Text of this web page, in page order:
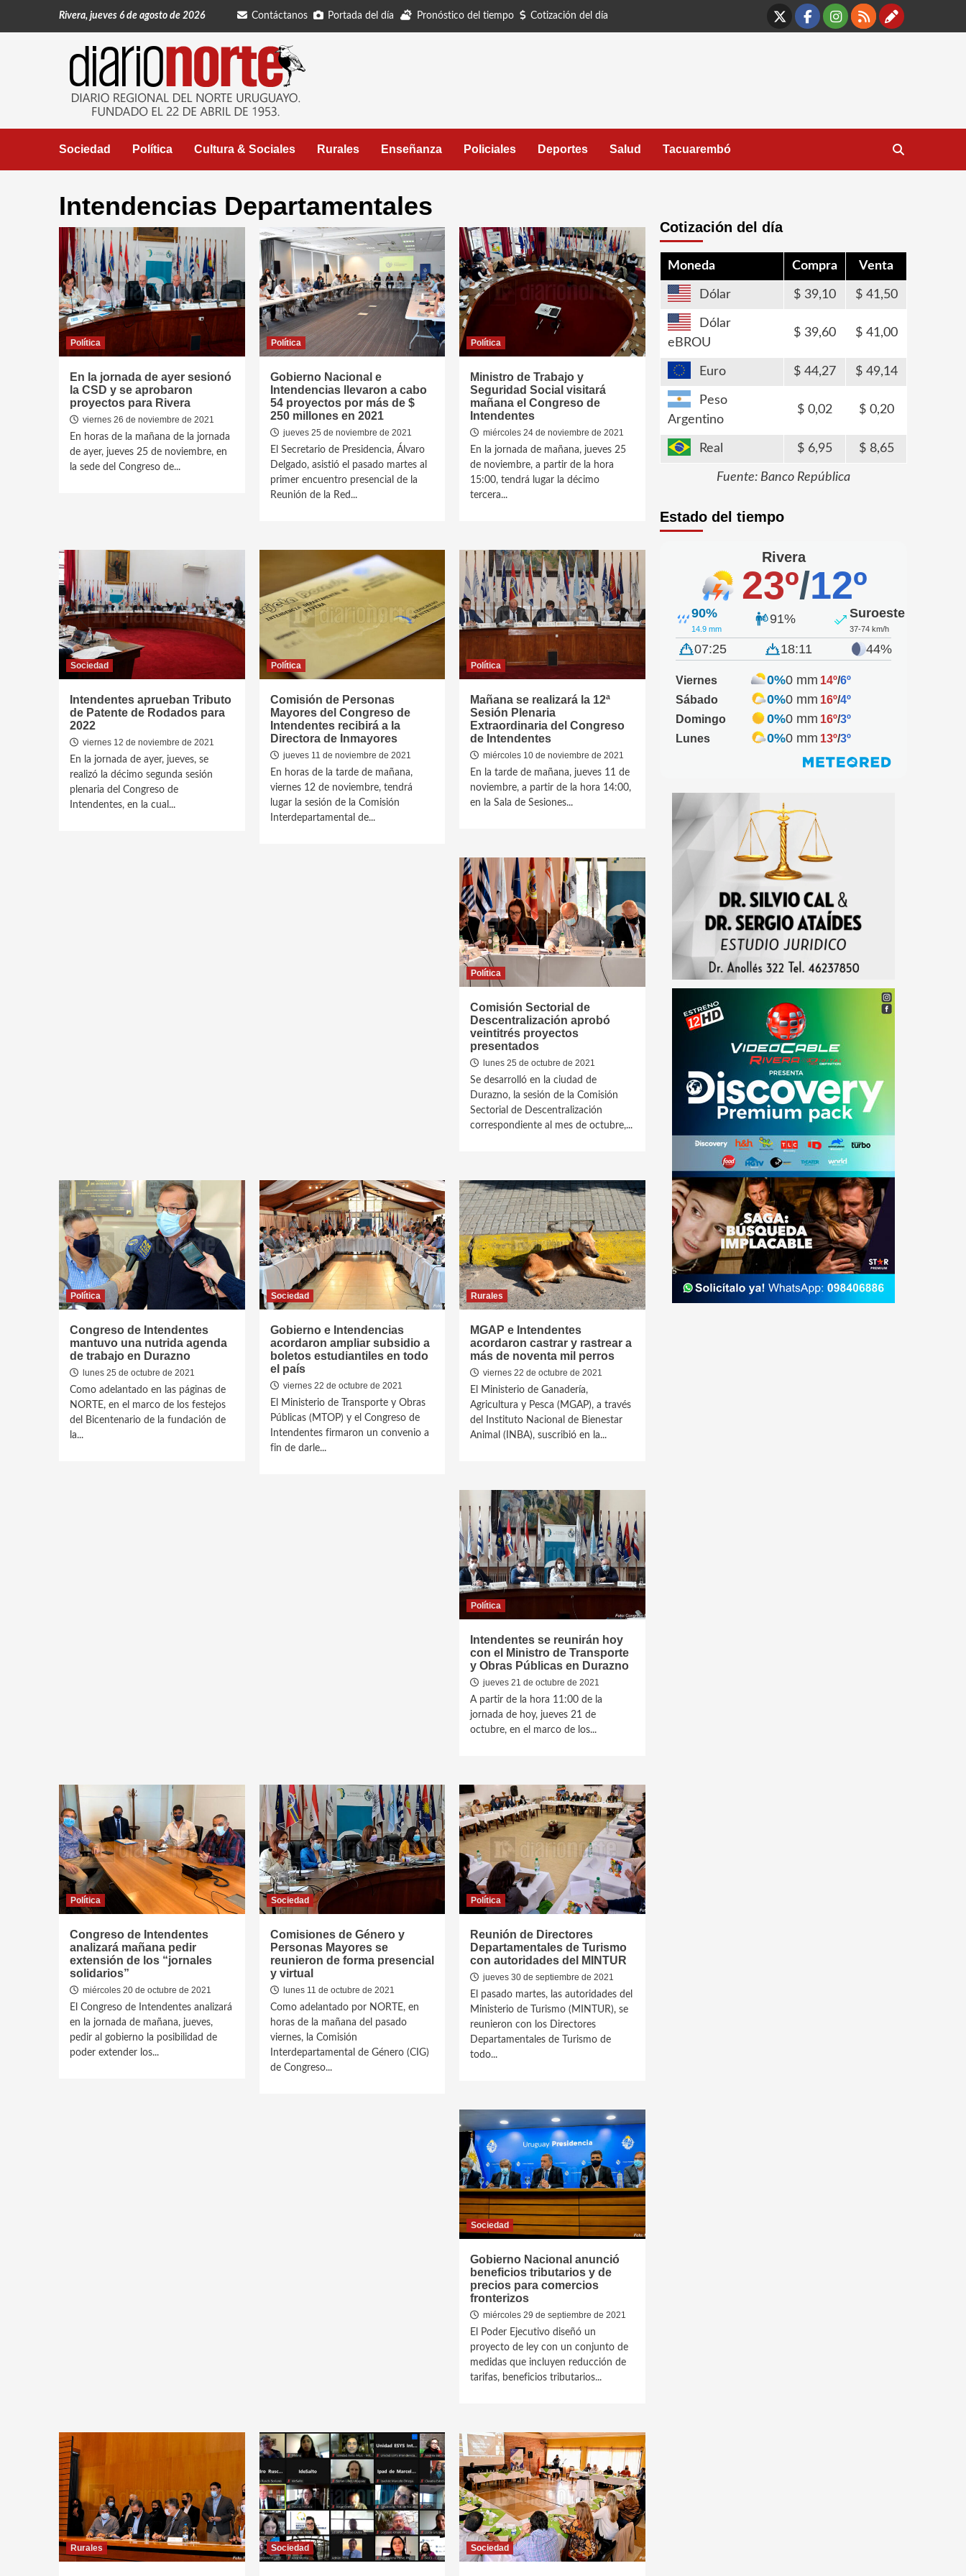
Rivera, jueves 6 de agosto de 2026 Contáctanos Portada del día Pronóstico del tiempo Cotización del día
X Facebook
Instagram
RSS
Sociedad Política Cultura & Sociales Rurales Enseñanza Policiales Deportes Salud Tacuarembó
Intendencias Departamentales
Política
En la jornada de ayer sesionó
la CSD y se aprobaron
proyectos para Rivera
viernes 26 de noviembre de 2021
En horas de la mañana de la jornada
de ayer, jueves 25 de noviembre, en
la sede del Congreso de...
Política
Gobierno Nacional e
Intendencias llevaron a cabo
54 proyectos por más de $
250 millones en 2021
jueves 25 de noviembre de 2021
El Secretario de Presidencia, Álvaro
Delgado, asistió el pasado martes al
primer encuentro presencial de la
Reunión de la Red...
Política
Ministro de Trabajo y
Seguridad Social visitará
mañana el Congreso de
Intendentes
miércoles 24 de noviembre de 2021
En la jornada de mañana, jueves 25
de noviembre, a partir de la hora
15:00, tendrá lugar la décimo
tercera...
Sociedad
Intendentes aprueban Tributo
de Patente de Rodados para
2022
viernes 12 de noviembre de 2021
En la jornada de ayer, jueves, se
realizó la décimo segunda sesión
plenaria del Congreso de
Intendentes, en la cual...
Política
Comisión de Personas
Mayores del Congreso de
Intendentes recibirá a la
Directora de Inmayores
jueves 11 de noviembre de 2021
En horas de la tarde de mañana,
viernes 12 de noviembre, tendrá
lugar la sesión de la Comisión
Interdepartamental de...
Política
Mañana se realizará la 12ª
Sesión Plenaria
Extraordinaria del Congreso
de Intendentes
miércoles 10 de noviembre de 2021
En la tarde de mañana, jueves 11 de
noviembre, a partir de la hora 14:00,
en la Sala de Sesiones...
Política
Comisión Sectorial de
Descentralización aprobó
veintitrés proyectos
presentados
lunes 25 de octubre de 2021
Se desarrolló en la ciudad de
Durazno, la sesión de la Comisión
Sectorial de Descentralización
correspondiente al mes de octubre,...
Política
Congreso de Intendentes
mantuvo una nutrida agenda
de trabajo en Durazno
lunes 25 de octubre de 2021
Como adelantado en las páginas de
NORTE, en el marco de los festejos
del Bicentenario de la fundación de
la...
Sociedad
Gobierno e Intendencias
acordaron ampliar subsidio a
boletos estudiantiles en todo
el país
viernes 22 de octubre de 2021
El Ministerio de Transporte y Obras
Públicas (MTOP) y el Congreso de
Intendentes firmaron un convenio a
fin de darle...
Rurales
MGAP e Intendentes
acordaron castrar y rastrear a
más de noventa mil perros
viernes 22 de octubre de 2021
El Ministerio de Ganadería,
Agricultura y Pesca (MGAP), a través
del Instituto Nacional de Bienestar
Animal (INBA), suscribió en la...
Política
Intendentes se reunirán hoy
con el Ministro de Transporte
y Obras Públicas en Durazno
jueves 21 de octubre de 2021
A partir de la hora 11:00 de la
jornada de hoy, jueves 21 de
octubre, en el marco de los...
Política
Congreso de Intendentes
analizará mañana pedir
extensión de los “jornales
solidarios”
miércoles 20 de octubre de 2021
El Congreso de Intendentes analizará
en la jornada de mañana, jueves,
pedir al gobierno la posibilidad de
poder extender los...
Sociedad
Comisiones de Género y
Personas Mayores se
reunieron de forma presencial
y virtual
lunes 11 de octubre de 2021
Como adelantado por NORTE, en
horas de la mañana del pasado
viernes, la Comisión
Interdepartamental de Género (CIG)
de Congreso...
Política
Reunión de Directores
Departamentales de Turismo
con autoridades del MINTUR
jueves 30 de septiembre de 2021
El pasado martes, las autoridades del
Ministerio de Turismo (MINTUR), se
reunieron con los Directores
Departamentales de Turismo de
todo...
Sociedad
Gobierno Nacional anunció
beneficios tributarios y de
precios para comercios
fronterizos
miércoles 29 de septiembre de 2021
El Poder Ejecutivo diseñó un
proyecto de ley con un conjunto de
medidas que incluyen reducción de
tarifas, beneficios tributarios...
Rurales Sociedad Sociedad
Cotización del día
Moneda Compra Venta
Dólar 39,10 41,50
Dólar
eBROU
39,60 41,00
Euro 44,27 49,14
Peso
Argentino
0,02 0,20
Real 6,95 8,65
Fuente: Banco República
Estado del tiempo
Rivera
23º/12º
90%
14.9 mm
91% Suroeste
37-74 km/h
07:25 18:11 44%
Viernes 0%0 mm 14º/6º
Sábado
0%0 mm 16º/4º
Domingo
0%0 mm 16º/3º
Lunes
0%0 mm 13º/3º